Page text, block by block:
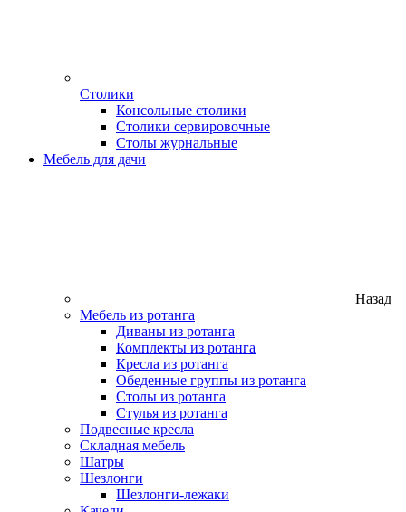
Столики
Консольные столики
Столики сервировочные
Столы журнальные
Мебель для дачи
Назад
Мебель из ротанга
Диваны из ротанга
Комплекты из ротанга
Кресла из ротанга
Обеденные группы из ротанга
Столы из ротанга
Стулья из ротанга
Подвесные кресла
Складная мебель
Шатры
Шезлонги
Шезлонги-лежаки